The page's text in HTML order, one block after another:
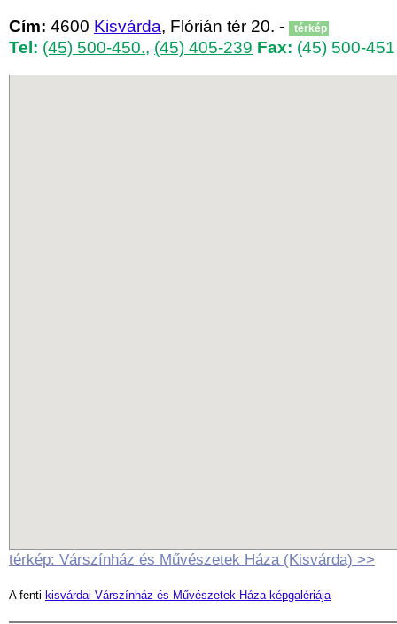
Cím: 4600 Kisvárda, Flórián tér 20. - térkép
Tel: (45) 500-450., (45) 405-239 Fax: (45) 500-451
térkép: Várszínház és Művészetek Háza (Kisvárda) >>
A fenti kisvárdai Várszínház és Művészetek Háza képgalériája